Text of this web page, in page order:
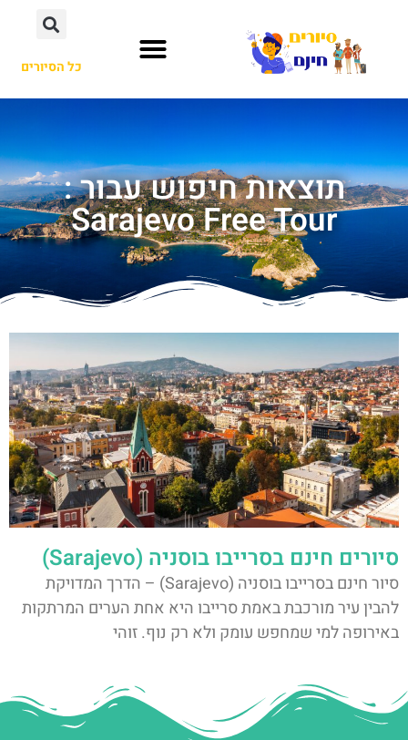
כל הסיורים
תוצאות חיפוש עבור :
Sarajevo Free Tour
סיורים חינם בסרייבו בוסניה (Sarajevo)
סיור חינם בסרייבו בוסניה (Sarajevo) – הדרך המדויקת
להבין עיר מורכבת באמת סרייבו היא אחת הערים המרתקות
באירופה למי שמחפש עומק ולא רק נוף. זוהי